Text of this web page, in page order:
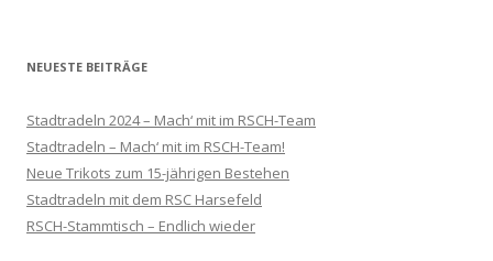
NEUESTE BEITRÄGE
Stadtradeln 2024 – Mach‘ mit im RSCH-Team
Stadtradeln – Mach‘ mit im RSCH-Team!
Neue Trikots zum 15-jährigen Bestehen
Stadtradeln mit dem RSC Harsefeld
RSCH-Stammtisch – Endlich wieder